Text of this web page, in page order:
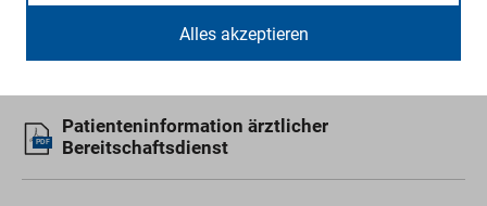
PDF
Patienteninformation ärztlicher
Bereitschaftsdienst
Alles akzeptieren